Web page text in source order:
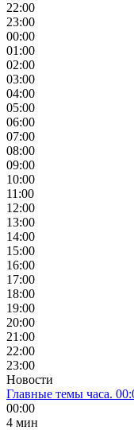
22:00
23:00
00:00
01:00
02:00
03:00
04:00
05:00
06:00
07:00
08:00
09:00
10:00
11:00
12:00
13:00
14:00
15:00
16:00
17:00
18:00
19:00
20:00
21:00
22:00
23:00
Новости
Главные темы часа.
00:00
4 мин